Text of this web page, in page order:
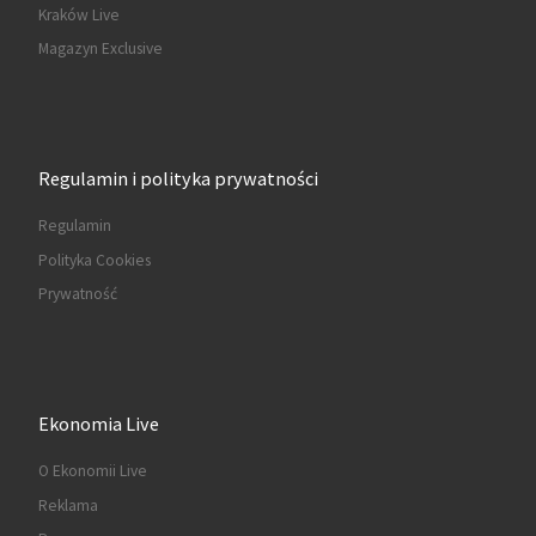
Kraków Live
Magazyn Exclusive
Regulamin i polityka prywatności
Regulamin
Polityka Cookies
Prywatność
Ekonomia Live
O Ekonomii Live
Reklama